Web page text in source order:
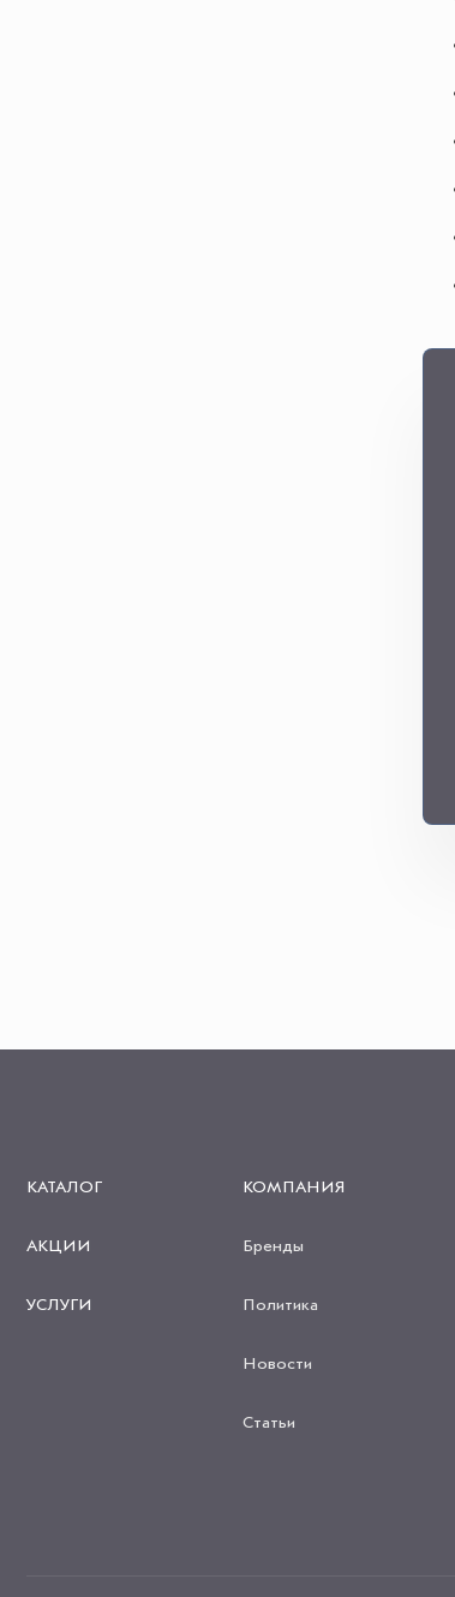
КАТАЛОГ
АКЦИИ
УСЛУГИ
КОМПАНИЯ
Бренды
Политика
Новости
Статьи